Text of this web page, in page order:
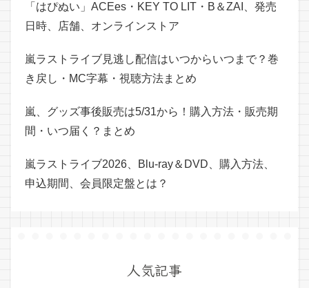
「はぴぬい」ACEes・KEY TO LIT・B＆ZAI、発売
日時、店舗、オンラインストア
嵐ラストライブ見逃し配信はいつからいつまで？巻
き戻し・MC字幕・視聴方法まとめ
嵐、グッズ事後販売は5/31から！購入方法・販売期
間・いつ届く？まとめ
嵐ラストライブ2026、Blu-ray＆DVD、購入方法、
申込期間、会員限定盤とは？
人気記事